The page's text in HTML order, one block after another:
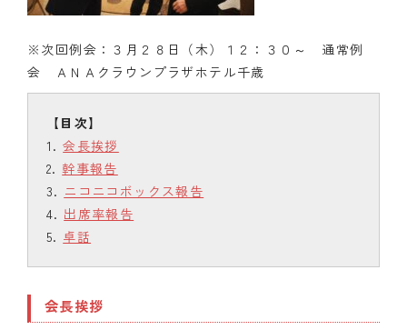
※次回例会：３月２８日（木）１２：３０～ 通常例
会 ＡＮＡクラウンプラザホテル千歳
会長挨拶
幹事報告
ニコニコボックス報告
出席率報告
卓話
会長挨拶